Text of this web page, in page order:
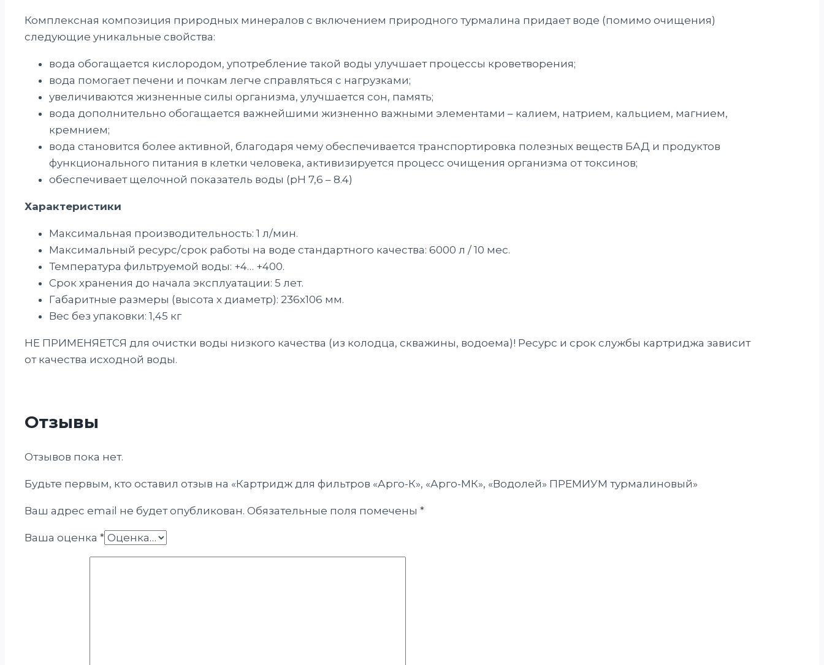
Комплексная композиция природных минералов с включением природного турмалина придает воде (помимо очищения)
следующие уникальные свойства:
вода обогащается кислородом, употребление такой воды улучшает процессы кроветворения;
вода помогает печени и почкам легче справляться с нагрузками;
увеличиваются жизненные силы организма, улучшается сон, память;
вода дополнительно обогащается важнейшими жизненно важными элементами – калием, натрием, кальцием, магнием,
кремнием;
вода становится более активной, благодаря чему обеспечивается транспортировка полезных веществ БАД и продуктов
функционального питания в клетки человека, активизируется процесс очищения организма от токсинов;
обеспечивает щелочной показатель воды (pH 7,6 – 8.4)
Характеристики
Максимальная производительность: 1 л/мин.
Максимальный ресурс/срок работы на воде стандартного качества: 6000 л / 10 мес.
Температура фильтруемой воды: +4… +400.
Срок хранения до начала эксплуатации: 5 лет.
Габаритные размеры (высота х диаметр): 236х106 мм.
Вес без упаковки: 1,45 кг
НЕ ПРИМЕНЯЕТСЯ для очистки воды низкого качества (из колодца, скважины, водоема)! Ресурс и срок службы картриджа зависит
от качества исходной воды.
Отзывы
Отзывов пока нет.
Будьте первым, кто оставил отзыв на «Картридж для фильтров «Арго-К», «Арго-МК», «Водолей» ПРЕМИУМ турмалиновый»
Ваш адрес email не будет опубликован. Обязательные поля помечены *
Ваша оценка *